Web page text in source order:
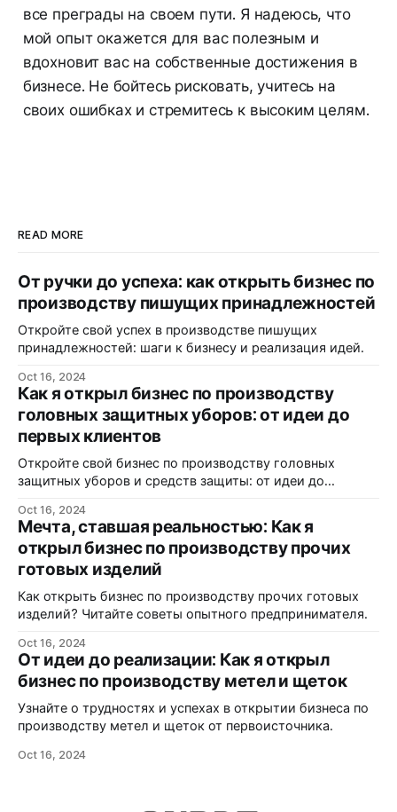
все преграды на своем пути. Я надеюсь, что
мой опыт окажется для вас полезным и
вдохновит вас на собственные достижения в
бизнесе. Не бойтесь рисковать, учитесь на
своих ошибках и стремитесь к высоким целям.
READ MORE
От ручки до успеха: как открыть бизнес по
производству пишущих принадлежностей
Откройте свой успех в производстве пишущих
принадлежностей: шаги к бизнесу и реализация идей.
Oct 16, 2024
Как я открыл бизнес по производству
головных защитных уборов: от идеи до
первых клиентов
Откройте свой бизнес по производству головных
защитных уборов и средств защиты: от идеи до
Oct 16, 2024
Мечта, ставшая реальностью: Как я
открыл бизнес по производству прочих
готовых изделий
Как открыть бизнес по производству прочих готовых
изделий? Читайте советы опытного предпринимателя.
Oct 16, 2024
От идеи до реализации: Как я открыл
бизнес по производству метел и щеток
Узнайте о трудностях и успехах в открытии бизнеса по
производству метел и щеток от первоисточника.
Oct 16, 2024